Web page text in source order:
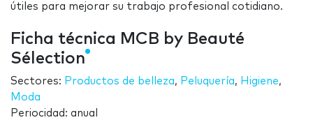
útiles para mejorar su trabajo profesional cotidiano.
Ficha técnica MCB by Beauté
Sélection
Sectores: Productos de belleza, Peluquería, Higiene,
Moda
Periocidad: anual